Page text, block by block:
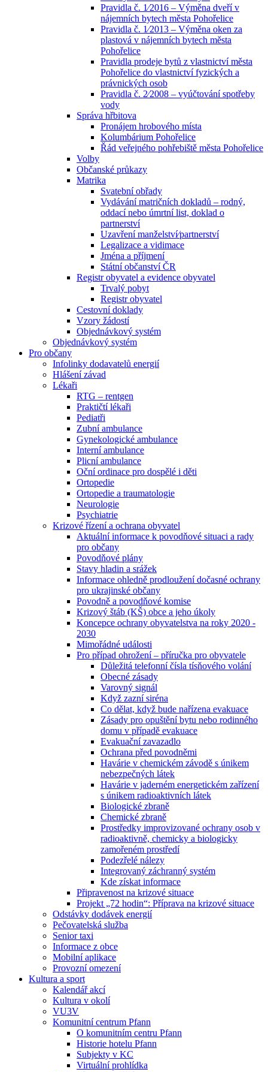
Pravidla č. 1⁄2016 – Výměna dveří v
nájemních bytech města Pohořelice
Pravidla č. 1⁄2013 – Výměna oken za
plastová v nájemních bytech města
Pohořelice
Pravidla prodeje bytů z vlastnictví města
Pohořelice do vlastnictví fyzických a
právnických osob
Pravidla č. 2⁄2008 – vyúčtování spotřeby
vody
Správa hřbitova
Pronájem hrobového místa
Kolumbárium Pohořelice
Řád veřejného pohřebiště města Pohořelice
Volby
Občanské průkazy
Matrika
Svatební obřady
Vydávání matričních dokladů – rodný,
oddací nebo úmrtní list, doklad o
partnerství
Uzavření manželství⁄partnerství
Legalizace a vidimace
Jména a příjmení
Státní občanství ČR
Registr obyvatel a evidence obyvatel
Trvalý pobyt
Registr obyvatel
Cestovní doklady
Vzory žádostí
Objednávkový systém
Objednávkový systém
Pro občany
Infolinky dodavatelů energií
Hlášení závad
Lékaři
RTG – rentgen
Praktičtí lékaři
Pediatři
Zubní ambulance
Gynekologické ambulance
Interní ambulance
Plicní ambulance
Oční ordinace pro dospělé i děti
Ortopedie
Ortopedie a traumatologie
Neurologie
Psychiatrie
Krizové řízení a ochrana obyvatel
Aktuální informace k povodňové situaci a rady
pro občany
Povodňové plány
Stavy hladin a srážek
Informace ohledně prodloužení dočasné ochrany
pro ukrajinské občany
Povodně a povodňové komise
Krizový štáb (KŠ) obce a jeho úkoly
Koncepce ochrany obyvatelstva na roky 2020 -
2030
Mimořádné události
Pro případ ohrožení – příručka pro obyvatele
Důležitá telefonní čísla tísňového volání
Obecné zásady
Varovný signál
Když zazní siréna
Co dělat, když bude nařízena evakuace
Zásady pro opuštění bytu nebo rodinného
domu v případě evakuace
Evakuační zavazadlo
Ochrana před povodněmi
Havárie v chemickém závodě s únikem
nebezpečných látek
Havárie v jaderném energetickém zařízení
s únikem radioaktivních látek
Biologické zbraně
Chemické zbraně
Prostředky improvizované ochrany osob v
radioaktivně, chemicky a biologicky
zamořeném prostředí
Podezřelé nálezy
Integrovaný záchranný systém
Kde získat informace
Připravenost na krizové situace
Projekt „72 hodin“: Příprava na krizové situace
Odstávky dodávek energií
Pečovatelská služba
Senior taxi
Informace z obce
Mobilní aplikace
Provozní omezení
Kultura a sport
Kalendář akcí
Kultura v okolí
VU3V
Komunitní centrum Pfann
O komunitním centru Pfann
Historie hotelu Pfann
Subjekty v KC
Virtuální prohlídka